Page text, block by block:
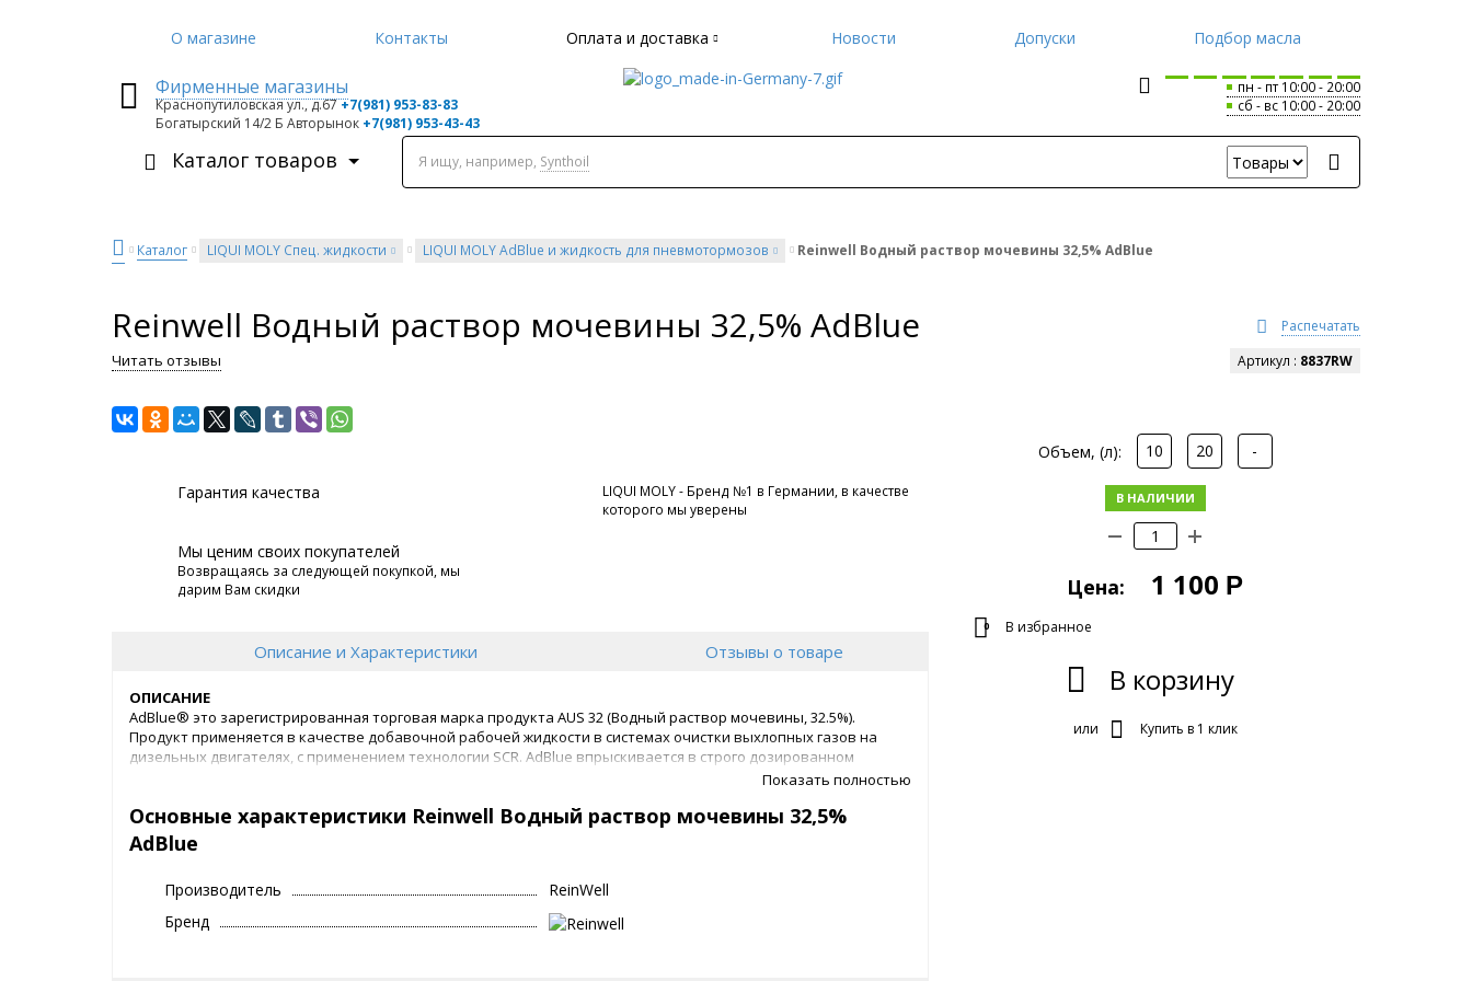
О магазине Контакты Оплата и доставка Новости Допуски Подбор масла
пн - пт 10:00
20:00
сб - вс 10:00
20:00
Фирменные магазины
Краснопутиловская ул., д.67+7(981) 953-83-83
Богатырский 14/2 Б Авторынок +7(981) 953-43-43
Я ищу, например, Synthoil
Каталог товаров
Каталог LIQUI MOLY Спец. жидкости LIQUI MOLY AdBlue и жидкость для пневмотормозов Reinwell Водный раствор мочевины 32,5% AdBlue
Распечатать
Reinwell Водный раствор мочевины 32,5% AdBlue
Читать отзывы Артикул : 8837RW
Объем, (л): 10 20 -
В НАЛИЧИИ
Цена: 1 100 Р
0 В избранное
В корзину
или Купить в 1 клик
Гарантия качества
LIQUI MOLY - Бренд №1 в Германии, в качестве
которого мы уверены
Мы ценим своих покупателей
Возвращаясь за следующей покупкой, мы
дарим Вам скидки
Описание и Характеристики Отзывы о товаре
ОПИСАНИЕ
AdBlue® это зарегистрированная торговая марка продукта AUS 32 (Водный раствор мочевины, 32.5%).
Продукт применяется в качестве добавочной рабочей жидкости в системах очистки выхлопных газов на
дизельных двигателях, с применением технологии SCR. AdBlue впрыскивается в строго дозированном
количестве в поток отработанных газов, в результате чего происходит химическая реакция превращения
СВОЙСТВА
для использования в системах снижения токсичности SCR
экологически безопасно согласно директиве ЕС 67/548/ЕЕС
качество определено стандартом ISO 22241-1
Показать полностью
Основные характеристики Reinwell Водный раствор мочевины 32,5%
AdBlue
Производитель
ReinWell
Бренд